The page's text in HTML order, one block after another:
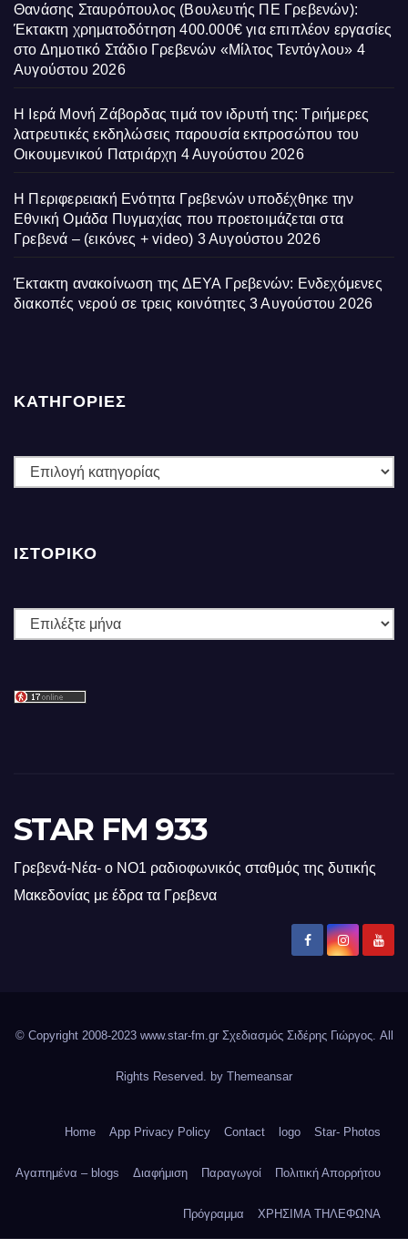
Θανάσης Σταυρόπουλος (Βουλευτής ΠΕ Γρεβενών):
Έκτακτη χρηματοδότηση 400.000€ για επιπλέον εργασίες
στο Δημοτικό Στάδιο Γρεβενών «Μίλτος Τεντόγλου» 4
Αυγούστου 2026
Η Ιερά Μονή Ζάβορδας τιμά τον ιδρυτή της: Τριήμερες
λατρευτικές εκδηλώσεις παρουσία εκπροσώπου του
Οικουμενικού Πατριάρχη 4 Αυγούστου 2026
Η Περιφερειακή Ενότητα Γρεβενών υποδέχθηκε την
Εθνική Ομάδα Πυγμαχίας που προετοιμάζεται στα
Γρεβενά – (εικόνες + video) 3 Αυγούστου 2026
Έκτακτη ανακοίνωση της ΔΕΥΑ Γρεβενών: Ενδεχόμενες
διακοπές νερού σε τρεις κοινότητες 3 Αυγούστου 2026
ΚΑΤΗΓΟΡΙΕΣ
ΚΑΤΗΓΟΡΙΕΣ
ΙΣΤΟΡΙΚΌ
Ιστορικό
STAR FM 933
Γρεβενά-Νέα- ο ΝΟ1 ραδιοφωνικός σταθμός της δυτικής
Μακεδονίας με έδρα τα Γρεβενα
© Copyright 2008-2023 www.star-fm.gr Σχεδιασμός Σιδέρης Γιώργος. All
Rights Reserved. by Themeansar
Home App Privacy Policy Contact logo Star- Photos
Αγαπημένα – blogs Διαφήμιση Παραγωγοί Πολιτική Απορρήτου
Πρόγραμμα ΧΡΗΣΙΜΑ ΤΗΛΕΦΩΝΑ